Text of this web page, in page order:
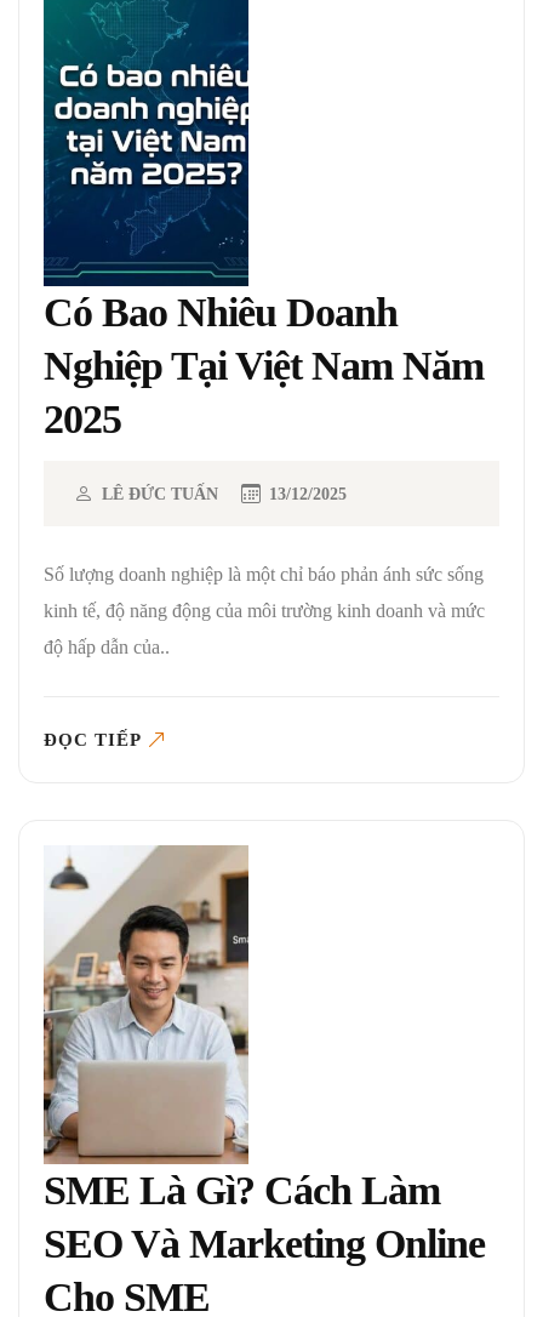
Có Bao Nhiêu Doanh
Nghiệp Tại Việt Nam Năm
2025
LÊ ĐỨC TUẤN 13/12/2025
Số lượng doanh nghiệp là một chỉ báo phản ánh sức sống
kinh tế, độ năng động của môi trường kinh doanh và mức
độ hấp dẫn của..
ĐỌC TIẾP
SME Là Gì? Cách Làm
SEO Và Marketing Online
Cho SME